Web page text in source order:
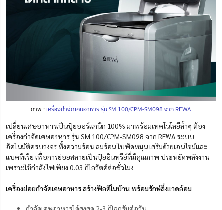
ภาพ : เครื่องกำจัดเศษอาหาร รุ่น SM 100/CPM-SM098 จาก REWA
เปลี่ยนเศษอาหารเป็นปุ๋ยออร์แกนิก 100% มาพร้อมเทคโนโลยีล้ำๆ ต้อง
เครื่องกำจัดเศษอาหาร รุ่น SM 100/CPM-SM098 จาก REWA ระบบ
อัตโนมัติครบวงจร ทั้งความร้อน ลมร้อน ใบพัดหมุน เสริมด้วยเอนไซม์และ
แบคทีเรีย เพื่อการย่อยสลายเป็นปุ๋ยอินทรีย์ที่มีคุณภาพ ประหยัดพลังงาน
เพราะใช้กำลังไฟเพียง 0.03 กิโลวัตต์ต่อชั่วโมง
เครื่องย่อยกำจัดเศษอาหาร สร้างฟีลดีในบ้าน พร้อมรักษ์สิ่งแวดล้อม
กำจัดเศษอาหารได้สูงสุด 2-3 กิโลกรัมต่อวัน